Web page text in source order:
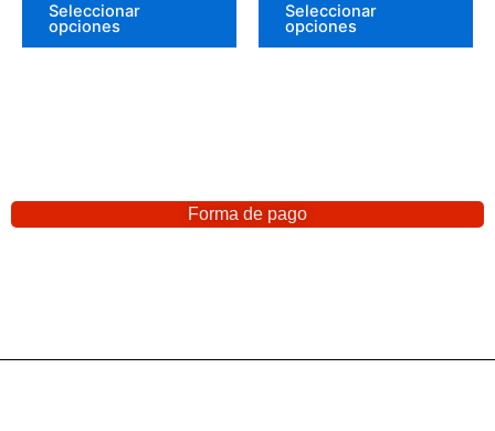
Seleccionar
opciones
Seleccionar
opciones
Forma de pago